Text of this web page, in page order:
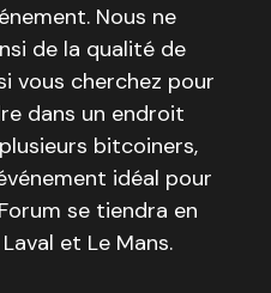
Nous ne
de la qualité de
vous cherchez pour
dans un endroit
bitcoiners,
idéal pour
se tiendra en
et Le Mans.